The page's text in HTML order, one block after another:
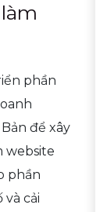
phần
để xây
website
phần
cải